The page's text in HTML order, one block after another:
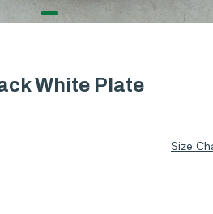
White Plate
Size